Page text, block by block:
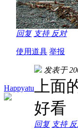
回复 支持 反对
使用道具 举报
Happyatu
发表于
上面
好看
回复 支持